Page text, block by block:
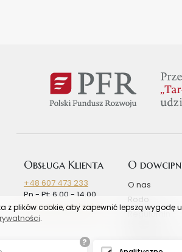
Obsługa Klienta
+48 607 473 233
Pn - Pt: 6.00 - 14.00
biuro@bogashurt.pl
O
O nas
Rodo
Regulamin
z plików cookie, aby zapewnić lepszą
.
?